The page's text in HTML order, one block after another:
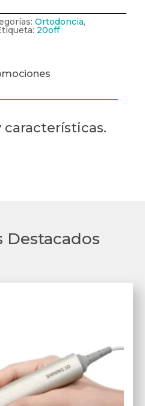
Ortodoncia,
20off
Destacados